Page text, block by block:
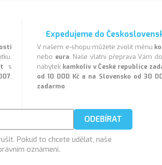
s
,
Expedujeme do
V našem e-shopu můžete zvolit měnu
nebo eura. Naše vlatní přeprava Vám
nábytek kamkoliv v České republice
od 10 000 Kč a na Slovensko od 30
zadarmo.
Pokud to chcete udělat, naše
oznámení.